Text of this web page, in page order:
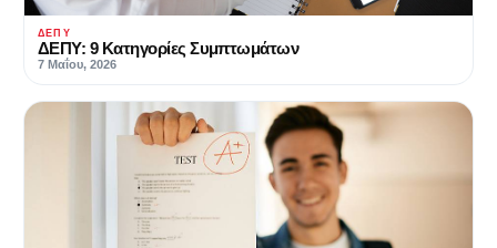
ΔΕΠΥ
ΔΕΠΥ: 9 Κατηγορίες Συμπτωμάτων
7 Μαΐου, 2026